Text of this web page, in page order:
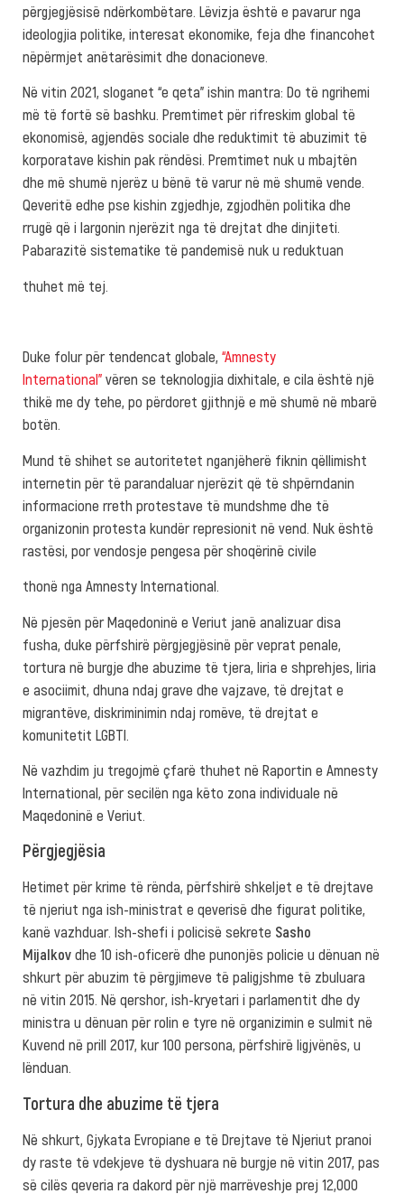
përgjegjësisë ndërkombëtare. Lëvizja është e pavarur nga
ideologjia politike, interesat ekonomike, feja dhe financohet
nëpërmjet anëtarësimit dhe donacioneve.
Në vitin 2021, sloganet “e qeta” ishin mantra: Do të ngrihemi
më të fortë së bashku. Premtimet për rifreskim global të
ekonomisë, agjendës sociale dhe reduktimit të abuzimit të
korporatave kishin pak rëndësi. Premtimet nuk u mbajtën
dhe më shumë njerëz u bënë të varur në më shumë vende.
Qeveritë edhe pse kishin zgjedhje, zgjodhën politika dhe
rrugë që i largonin njerëzit nga të drejtat dhe dinjiteti.
Pabarazitë sistematike të pandemisë nuk u reduktuan
thuhet më tej.
Duke folur për tendencat globale, “Amnesty
International” vëren se teknologjia dixhitale, e cila është një
thikë me dy tehe, po përdoret gjithnjë e më shumë në mbarë
botën.
Mund të shihet se autoritetet nganjëherë fiknin qëllimisht
internetin për të parandaluar njerëzit që të shpërndanin
informacione rreth protestave të mundshme dhe të
organizonin protesta kundër represionit në vend. Nuk është
rastësi, por vendosje pengesa për shoqërinë civile
thonë nga Amnesty International.
Në pjesën për Maqedoninë e Veriut janë analizuar disa
fusha, duke përfshirë përgjegjësinë për veprat penale,
tortura në burgje dhe abuzime të tjera, liria e shprehjes, liria
e asociimit, dhuna ndaj grave dhe vajzave, të drejtat e
migrantëve, diskriminimin ndaj romëve, të drejtat e
komunitetit LGBTI.
Në vazhdim ju tregojmë çfarë thuhet në Raportin e Amnesty
International, për secilën nga këto zona individuale në
Maqedoninë e Veriut.
Përgjegjësia
Hetimet për krime të rënda, përfshirë shkeljet e të drejtave
të njeriut nga ish-ministrat e qeverisë dhe figurat politike,
kanë vazhduar. Ish-shefi i policisë sekrete Sasho
Mijalkov dhe 10 ish-oficerë dhe punonjës policie u dënuan në
shkurt për abuzim të përgjimeve të paligjshme të zbuluara
në vitin 2015. Në qershor, ish-kryetari i parlamentit dhe dy
ministra u dënuan për rolin e tyre në organizimin e sulmit në
Kuvend në prill 2017, kur 100 persona, përfshirë ligjvënës, u
lënduan.
Tortura dhe abuzime të tjera
Në shkurt, Gjykata Evropiane e të Drejtave të Njeriut pranoi
dy raste të vdekjeve të dyshuara në burgje në vitin 2017, pas
së cilës qeveria ra dakord për një marrëveshje prej 12,000